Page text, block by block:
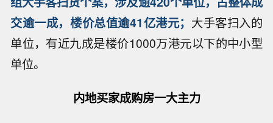
交逾一成，楼价总值逾41亿港元； 大手客扫入的
单位，有近九成是楼价1000万港元以下的中小型
单位。
内地买家成购房一大主力